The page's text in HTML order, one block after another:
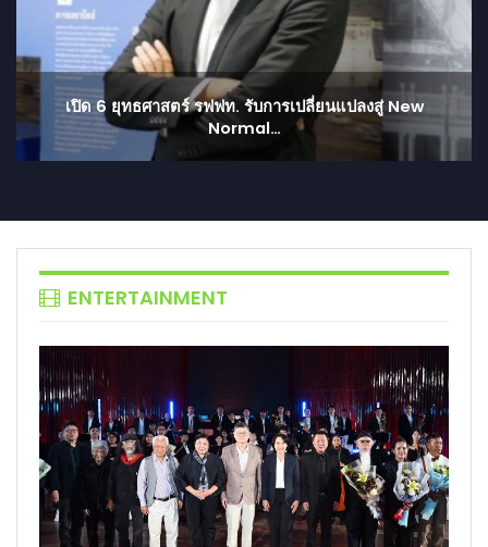
เปิด 6 ยุทธศาสตร์ รฟฟท. รับการเปลี่ยนแปลงสู่ New
Normal…
ENTERTAINMENT